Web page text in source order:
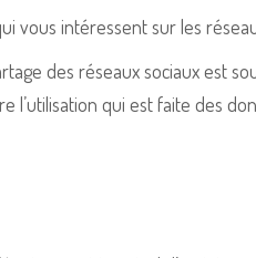
vous intéressent sur les
des réseaux sociaux est
l’utilisation qui est faite des